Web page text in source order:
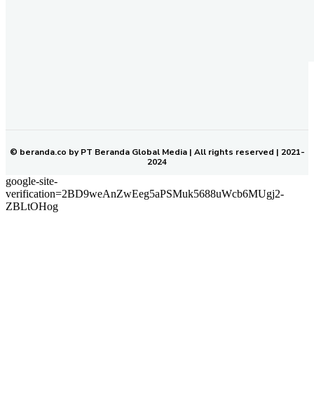
© beranda.co by PT Beranda Global Media | All rights reserved | 2021-
2024
google-site-
verification=2BD9weAnZwEeg5aPSMuk5688uWcb6MUgj2-
ZBLtOHog